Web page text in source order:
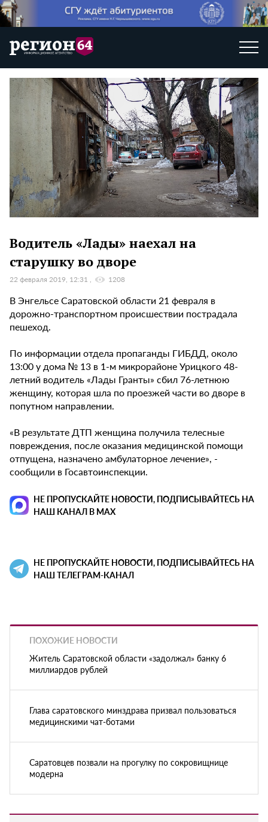
Водитель «Лады» наехал на
старушку во дворе
22 февраля 2019, 12:31 1208
В Энгельсе Саратовской области 21 февраля в
дорожно-транспортном происшествии пострадала
пешеход.
По информации отдела пропаганды ГИБДД, около
13:00 у дома № 13 в 1-м микрорайоне Урицкого 48-
летний водитель «Лады Гранты» сбил 76-летнюю
женщину, которая шла по проезжей части во дворе в
попутном направлении.
«В результате ДТП женщина получила телесные
повреждения, после оказания медицинской помощи
отпущена, назначено амбулаторное лечение», -
сообщили в Госавтоинспекции.
НЕ ПРОПУСКАЙТЕ НОВОСТИ, ПОДПИСЫВАЙТЕСЬ НА
НАШ КАНАЛ В MAX
НЕ ПРОПУСКАЙТЕ НОВОСТИ, ПОДПИСЫВАЙТЕСЬ НА
НАШ ТЕЛЕГРАМ-КАНАЛ
ПОХОЖИЕ НОВОСТИ
Житель Саратовской области «задолжал» банку 6
миллиардов рублей
Глава саратовского минздрава призвал пользоваться
медицинскими чат-ботами
Саратовцев позвали на прогулку по сокровищнице
модерна